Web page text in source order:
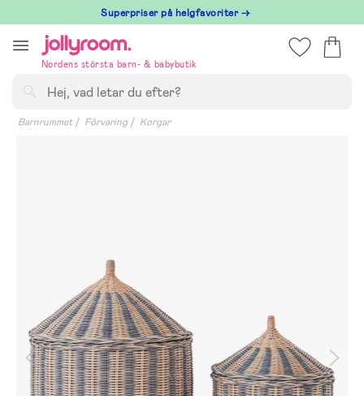
till
innehållet
Superpriser på helgfavoriter →
Nordens största barn- & babybutik
Barnrummet Förvaring Korgar